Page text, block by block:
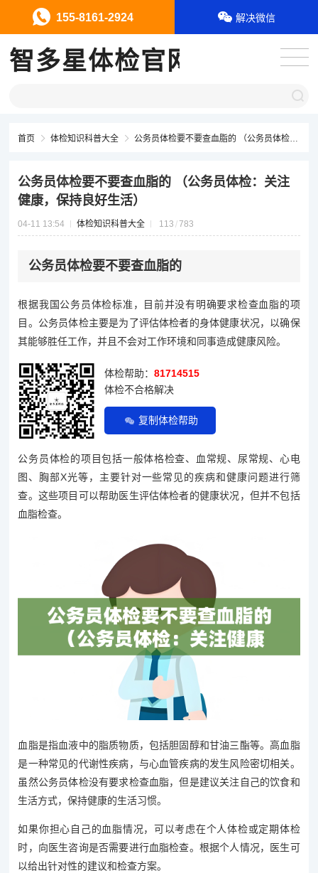
智多星体检官网
首页 体检知识科普大全 公务员体检要不要查血脂的 （公务员体检：关注健康，保持良好生活）
公务员体检要不要查血脂的 （公务员体检：关注
健康，保持良好生活）
04-11 13:54 体检知识科普大全 113 783
公务员体检要不要查血脂的
根据我国公务员体检标准，目前并没有明确要求检查血脂的项
目。公务员体检主要是为了评估体检者的身体健康状况，以确保
其能够胜任工作，并且不会对工作环境和同事造成健康风险。
体检帮助：81714515
体检不合格解决
复制体检帮助
公务员体检的项目包括一般体格检查、血常规、尿常规、心电
图、胸部X光等，主要针对一些常见的疾病和健康问题进行筛
查。这些项目可以帮助医生评估体检者的健康状况，但并不包括
血脂检查。
血脂是指血液中的脂质物质，包括胆固醇和甘油三酯等。高血脂
是一种常见的代谢性疾病，与心血管疾病的发生风险密切相关。
虽然公务员体检没有要求检查血脂，但是建议关注自己的饮食和
生活方式，保持健康的生活习惯。
如果你担心自己的血脂情况，可以考虑在个人体检或定期体检
时，向医生咨询是否需要进行血脂检查。根据个人情况，医生可
以给出针对性的建议和检查方案。
155-8161-2924 解决微信